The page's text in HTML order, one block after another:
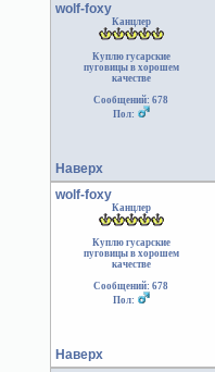
wolf-foxy
Канцлер
Куплю гусарские
пуговицы в хорошем
качестве
Сообщений: 678
Пол:
Наверх
wolf-foxy
Канцлер
Куплю гусарские
пуговицы в хорошем
качестве
Сообщений: 678
Пол:
Наверх